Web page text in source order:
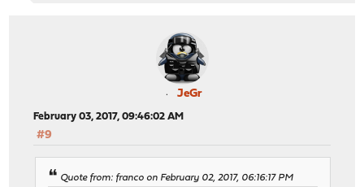
JeGr
February 03, 2017, 09:46:02 AM
#9
Quote from: franco on February 02, 2017, 06:16:17 PM